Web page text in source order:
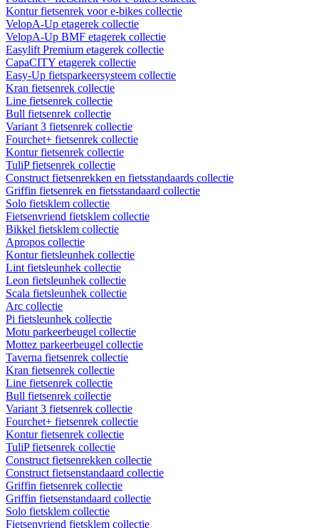
Kontur fietsenrek voor e-bikes collectie
VelopA-Up etagerek collectie
VelopA-Up BMF etagerek collectie
Easylift Premium etagerek collectie
CapaCITY etagerek collectie
Easy-Up fietsparkeersysteem collectie
Kran fietsenrek collectie
Line fietsenrek collectie
Bull fietsenrek collectie
Variant 3 fietsenrek collectie
Fourchet+ fietsenrek collectie
Kontur fietsenrek collectie
TuliP fietsenrek collectie
Construct fietsenrekken en fietsstandaards collectie
Griffin fietsenrek en fietsstandaard collectie
Solo fietsklem collectie
Fietsenvriend fietsklem collectie
Bikkel fietsklem collectie
Apropos collectie
Kontur fietsleunhek collectie
Lint fietsleunhek collectie
Leon fietsleunhek collectie
Scala fietsleunhek collectie
Arc collectie
Pi fietsleunhek collectie
Motu parkeerbeugel collectie
Mottez parkeerbeugel collectie
Taverna fietsenrek collectie
Kran fietsenrek collectie
Line fietsenrek collectie
Bull fietsenrek collectie
Variant 3 fietsenrek collectie
Fourchet+ fietsenrek collectie
Kontur fietsenrek collectie
TuliP fietsenrek collectie
Construct fietsenrekken collectie
Construct fietsenstandaard collectie
Griffin fietsenrek collectie
Griffin fietsenstandaard collectie
Solo fietsklem collectie
Fietsenvriend fietsklem collectie